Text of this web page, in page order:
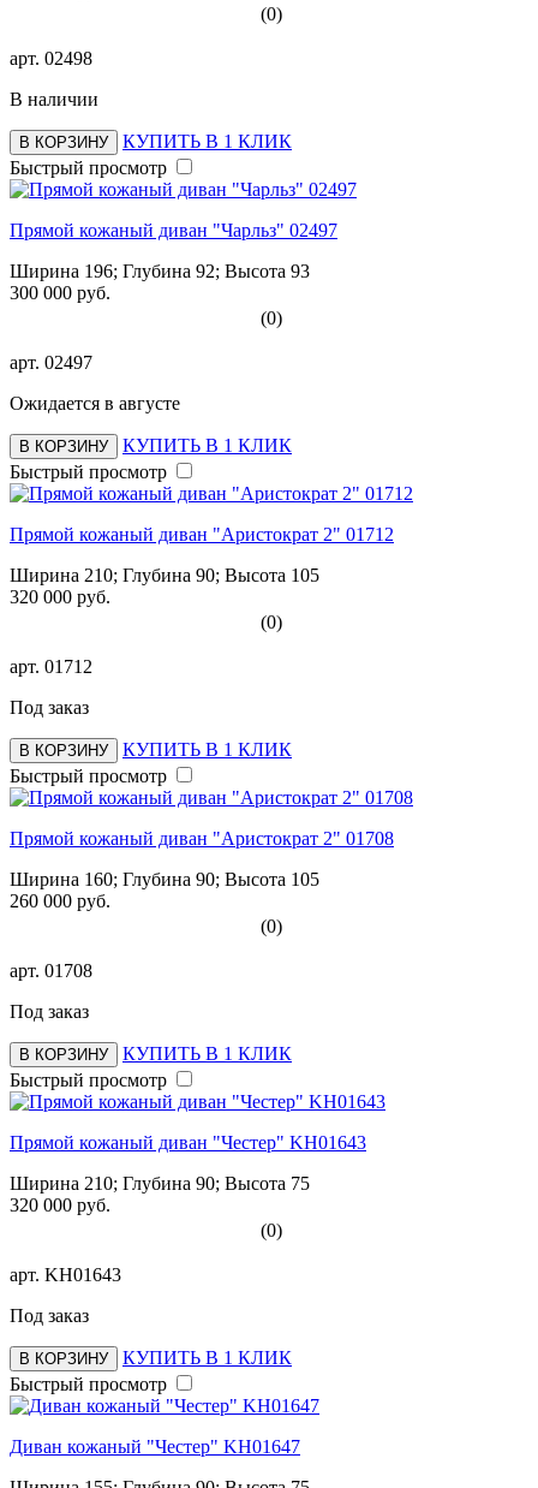
(0)
арт. 02498
В наличии
В КОРЗИНУ
КУПИТЬ В 1 КЛИК
Быстрый просмотр
Прямой кожаный диван "Чарльз" 02497
Ширина 196; Глубина 92; Высота 93
300 000 руб.
(0)
арт. 02497
Ожидается в августе
В КОРЗИНУ
КУПИТЬ В 1 КЛИК
Быстрый просмотр
Прямой кожаный диван "Аристократ 2" 01712
Ширина 210; Глубина 90; Высота 105
320 000 руб.
(0)
арт. 01712
Под заказ
В КОРЗИНУ
КУПИТЬ В 1 КЛИК
Быстрый просмотр
Прямой кожаный диван "Аристократ 2" 01708
Ширина 160; Глубина 90; Высота 105
260 000 руб.
(0)
арт. 01708
Под заказ
В КОРЗИНУ
КУПИТЬ В 1 КЛИК
Быстрый просмотр
Прямой кожаный диван "Честер" KH01643
Ширина 210; Глубина 90; Высота 75
320 000 руб.
(0)
арт. KH01643
Под заказ
В КОРЗИНУ
КУПИТЬ В 1 КЛИК
Быстрый просмотр
Диван кожаный "Честер" KH01647